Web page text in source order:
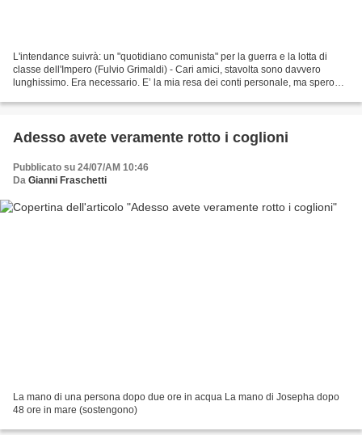
L'intendance suivrà: un "quotidiano comunista" per la guerra e la lotta di
classe dell'Impero (Fulvio Grimaldi) - Cari amici, stavolta sono davvero
lunghissimo. Era necessario. E’ la mia resa dei conti personale, ma spero
Adesso avete veramente rotto i coglioni
Pubblicato su 24/07/AM 10:46
Da Gianni Fraschetti
La mano di una persona dopo due ore in acqua La mano di Josepha dopo
48 ore in mare (sostengono)